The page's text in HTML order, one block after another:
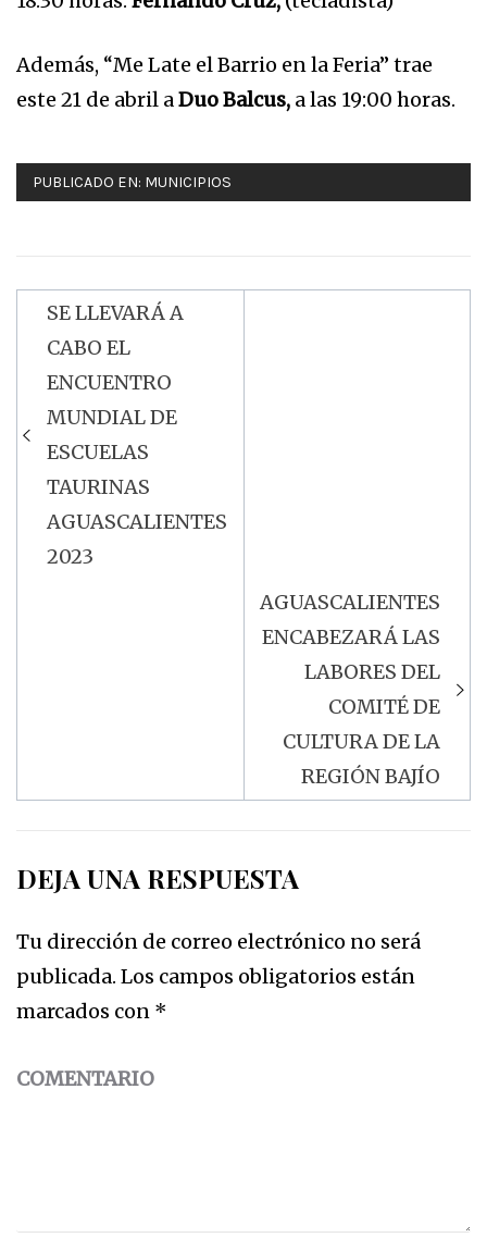
Además, “Me Late el Barrio en la Feria” trae
este 21 de abril aDuo Balcus, a las 19:00 horas.
PUBLICADO EN: MUNICIPIOS
Navegación
de
entradas
SE LLEVARÁ A
CABO EL
ENCUENTRO
MUNDIAL DE
ESCUELAS
TAURINAS
AGUASCALIENTES
2023
AGUASCALIENTES
ENCABEZARÁ LAS
LABORES DEL
COMITÉ DE
CULTURA DE LA
REGIÓN BAJÍO
DEJA UNA RESPUESTA
Tu dirección de correo electrónico no será
publicada. Los campos obligatorios están
marcados con *
COMENTARIO